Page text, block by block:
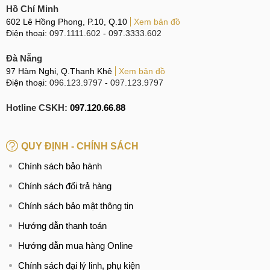
Khóa đồng hồ bằng Face ID
gương mặt giúp bé bảo mật thông tin cực tốt. Hoặc có thể
lựa chọn khóa bằng mật mã để mở giao diện đồng hồ sử
dụng. Đồng hồ cũng cài đặt tạo hang rào điện tử vùng an
toàn được bố mẹ thiết lập trên ứng dụng cho bé tránh xa
Đồng hồ hỗ trợ cài thêm được ứng dụng Google dịch, Line,
dụng tiện ích cơ bản như báo thức hẹn giờ cho trẻ thời gian
dậy, học tập, vui chơi; xem thời khóa biểu; có cả game trí tuệ
để bé giải trí, học tập; rèn luyện sức khỏe bằng đếm bước
Hồ Chí Minh
602 Lê Hồng Phong, P.10, Q.10
Xem bản đồ
Điện thoại: 097.1111.602 - 097.3333.602
Đà Nẵng
97 Hàm Nghi, Q.Thanh Khê
Xem bản đồ
Điện thoại: 096.123.9797 - 097.123.9797
Hotline CSKH: 097.120.66.88
QUY ĐỊNH - CHÍNH SÁCH
Chính sách bảo hành
Chính sách đổi trả hàng
Chính sách bảo mật thông tin
Hướng dẫn thanh toán
Hướng dẫn mua hàng Online
Chính sách đại lý linh, phụ kiện